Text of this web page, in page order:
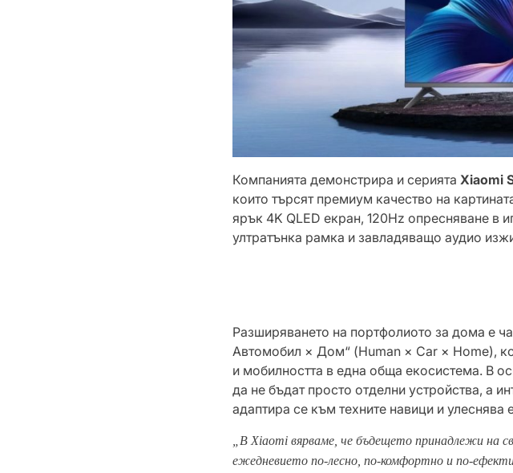
Компанията демонстрира и сериятаXiaomi
които търсят премиум качество на
ярък 4K QLED екран, 120Hz опресняване в
ултратънка рамка и завладяващо аудио
Разширяването на портфолиото за дома е
Автомобил × Дом“ (Human × Car × Home),
и мобилността в една обща екосистема. В
да не бъдат просто отделни устройства, а
адаптира се към техните навици и
„В Xiaomi вярваме, че бъдещето принадлежи на
ежедневието по-лесно, по-комфортно и по-